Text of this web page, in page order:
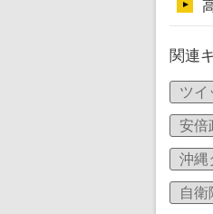
関連
ツイ
安倍
沖縄
自衛